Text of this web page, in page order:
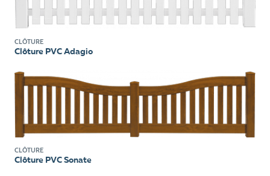
CLÔTURE
Clôture PVC Adagio
CLÔTURE
Clôture PVC Sonate